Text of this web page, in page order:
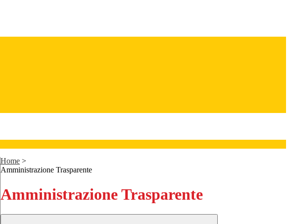
Home >
Amministrazione Trasparente
Amministrazione Trasparente